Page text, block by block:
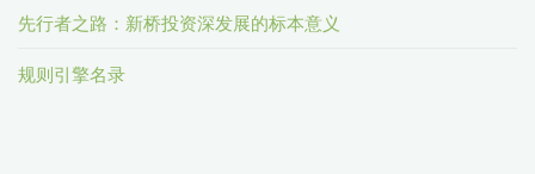
先行者之路：新桥投资深发展的标本意义
规则引擎名录